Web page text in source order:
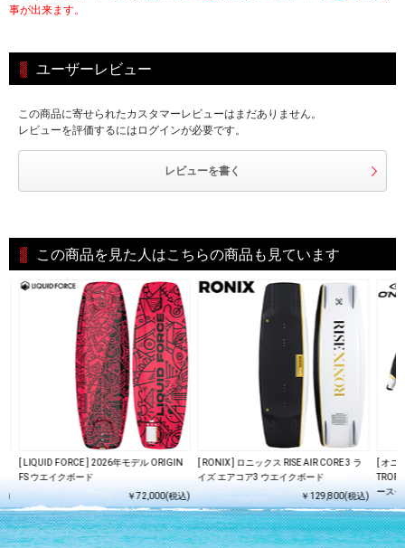
事が出来ます。
ユーザーレビュー
この商品に寄せられたカスタマーレビューはまだありません。
レビューを評価するにはログインが必要です。
レビューを書く
この商品を見た人はこちらの商品も見ています
)
[ LIQUID FORCE ] 2026年モデル ORIGIN
FS ウエイクボード
￥72,000(税込)
[ RONIX ] ロニックス RISE AIR CORE 3 ラ
イズ エアコア3 ウエイクボード
￥129,800(税込)
[ オニ
ース